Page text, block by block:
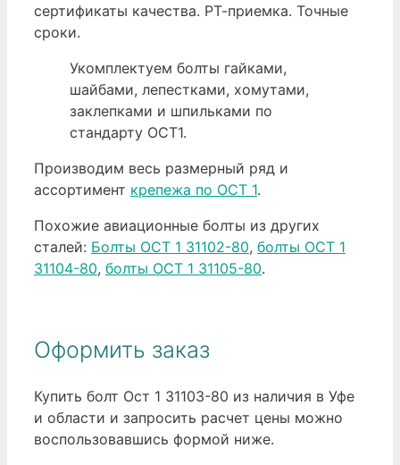
сертификаты качества. РТ-приемка. Точные
сроки.
Укомплектуем болты гайками,
шайбами, лепестками, хомутами,
заклепками и шпильками по
стандарту ОСТ1.
Производим весь размерный ряд и
ассортимент крепежа по ОСТ 1.
Похожие авиационные болты из других
сталей: Болты ОСТ 1 31102-80, болты ОСТ 1
31104-80, болты ОСТ 1 31105-80.
Оформить заказ
Купить болт Ост 1 31103-80 из наличия в Уфе
и области и запросить расчет цены можно
воспользовавшись формой ниже.